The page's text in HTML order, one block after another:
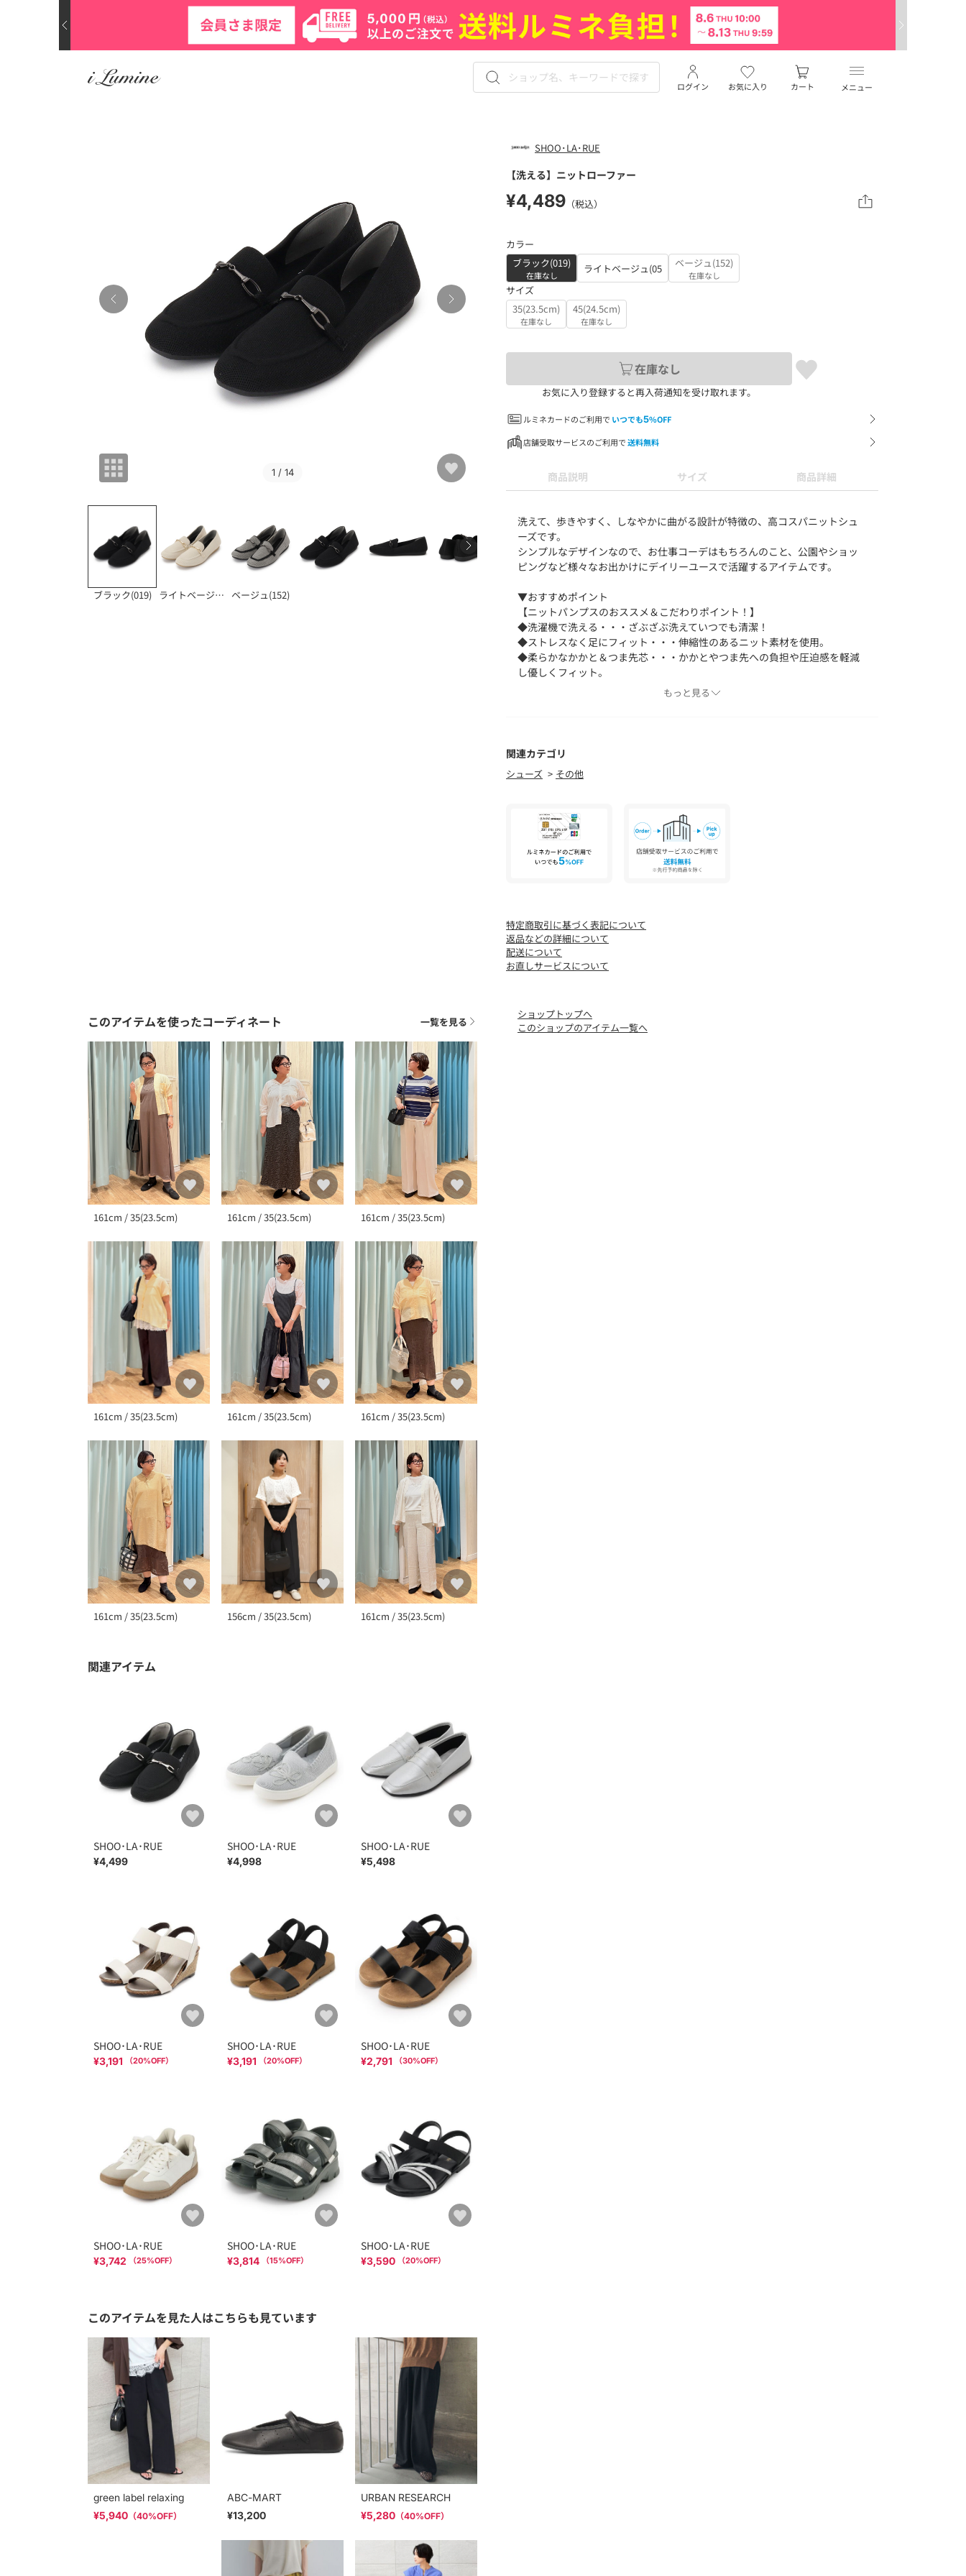
メニュー
お気に入り
ログイン カート
1 / 14
ブラック(019) ライトベージュ(05ベージュ(152)
SHOO･LA･RUE
【洗える】ニットローファー
¥4,489 （税込）
カラー
ブラック(019)
在庫なし ライトベージュ(05 ベージュ(152)
在庫なし
サイズ
35(23.5cm)
在庫なし
45(24.5cm)
在庫なし
在庫なし
お気に入り登録すると再入荷通知を受け取れます。
ルミネカードのご利用で いつでも5%OFF
店舗受取サービスのご利用で送料無料
商品説明 サイズ 商品詳細
洗えて、歩きやすく、しなやかに曲がる設計が特徴の、高コスパニットシュ
ーズです。
シンプルなデザインなので、お仕事コーデはもちろんのこと、公園やショッ
ピングなど様々なお出かけにデイリーユースで活躍するアイテムです。
▼おすすめポイント
【ニットパンプスのおススメ＆こだわりポイント！】
◆洗濯機で洗える・・・ざぶざぶ洗えていつでも清潔！
◆ストレスなく足にフィット・・・伸縮性のあるニット素材を使用。
◆柔らかなかかと＆つま先芯・・・かかとやつま先への負担や圧迫感を軽減
し優しくフィット。
◆疲れにくい設計・・・屈曲性が高く、より自然に足の歩行をサポート。
いても疲れにくい！
▼おすすめシーン
・汚れたら洗えるので公園やレジャーにも
・疲れにくいから行楽や散策にも
・軽くて持ち運べるから旅行のサブシューズにも
・カフェでテレワークにも
・ドライブやバス旅行にも
・プレゼントにも
▼サイズ感
目安
もっと見る
関連カテゴリ
シューズ その他
特定商取引に基づく表記について
返品などの詳細について
配送について
お直しサービスについて
このアイテムを使ったコーディネート 一覧を見る
161cm / 35(23.5cm) 161cm / 35(23.5cm) 161cm / 35(23.5cm)
161cm / 35(23.5cm) 161cm / 35(23.5cm) 161cm / 35(23.5cm)
161cm / 35(23.5cm) 156cm / 35(23.5cm) 161cm / 35(23.5cm)
関連アイテム
SHOO･LA･RUE
¥4,499
SHOO･LA･RUE
¥4,998
SHOO･LA･RUE
¥5,498
SHOO･LA･RUE
¥3,191 （20%OFF）
SHOO･LA･RUE
¥3,191 （20%OFF）
SHOO･LA･RUE
¥2,791 （30%OFF）
SHOO･LA･RUE
¥3,742 （25%OFF）
SHOO･LA･RUE
¥3,814 （15%OFF）
SHOO･LA･RUE
¥3,590 （20%OFF）
ショップトップへ
このショップのアイテム一覧へ